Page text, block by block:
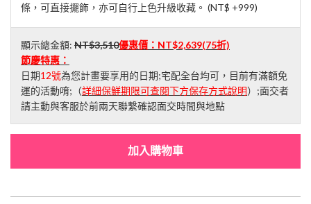
條，可直接擺飾，亦可自行上色升級收藏。 (NT$ +999)
顯示總金額: NT$3,510優惠價： NT$2,639(75折)
節慶特惠：
日期12號為您計畫要享用的日期;宅配全台均可，目前有滿額免
運的活動唷;（詳細保鮮期限可查閱下方保存方式說明）;面交者
請主動與客服於前兩天聯繫確認面交時間與地點
加入購物車